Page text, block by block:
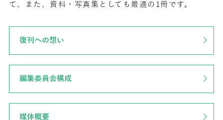
て、また、資料・写真集としても最適の1冊です。
復刊への想い
編集委員会構成
媒体概要